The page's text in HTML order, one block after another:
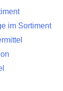
im Sortiment